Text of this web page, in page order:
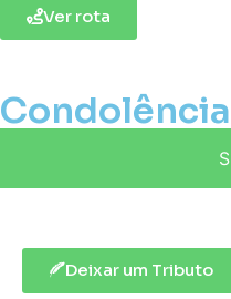
Ver rota
Deixar um Tributo